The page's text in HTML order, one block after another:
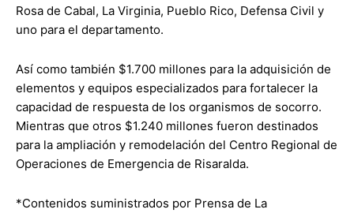
Rosa de Cabal, La Virginia, Pueblo Rico, Defensa Civil y
uno para el departamento.
Así como también $1.700 millones para la adquisición de
elementos y equipos especializados para fortalecer la
capacidad de respuesta de los organismos de socorro.
Mientras que otros $1.240 millones fueron destinados
para la ampliación y remodelación del Centro Regional de
Operaciones de Emergencia de Risaralda.
*Contenidos suministrados por Prensa de La